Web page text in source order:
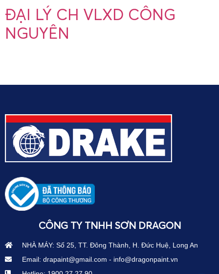
ĐẠI LÝ CH VLXD CÔNG
NGUYÊN
CÔNG TY TNHH SƠN DRAGON
NHÀ MÁY: Số 25, TT. Đông Thành, H. Đức Huệ, Long An
Email: drapaint@gmail.com - info@dragonpaint.vn